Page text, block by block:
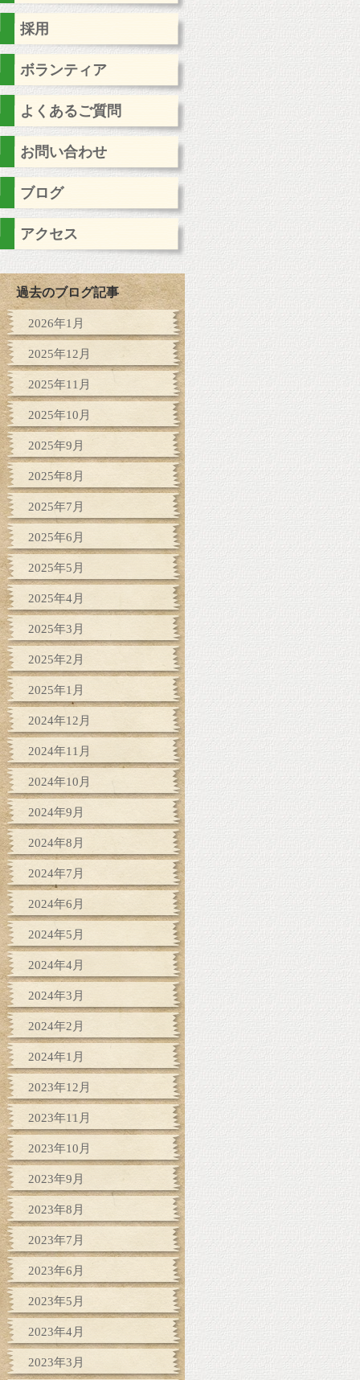
採用
ボランティア
よくあるご質問
お問い合わせ
ブログ
アクセス
過去のブログ記事
2026年1月
2025年12月
2025年11月
2025年10月
2025年9月
2025年8月
2025年7月
2025年6月
2025年5月
2025年4月
2025年3月
2025年2月
2025年1月
2024年12月
2024年11月
2024年10月
2024年9月
2024年8月
2024年7月
2024年6月
2024年5月
2024年4月
2024年3月
2024年2月
2024年1月
2023年12月
2023年11月
2023年10月
2023年9月
2023年8月
2023年7月
2023年6月
2023年5月
2023年4月
2023年3月